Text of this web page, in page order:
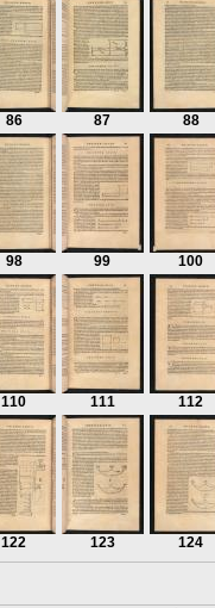
86 87 88
98 99 100
110 111 112
122 123 124